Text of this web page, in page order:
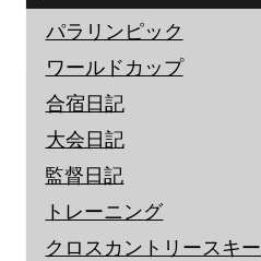
パラリンピック
ワールドカップ
合宿日記
大会日記
監督日記
トレーニング
クロスカントリースキー